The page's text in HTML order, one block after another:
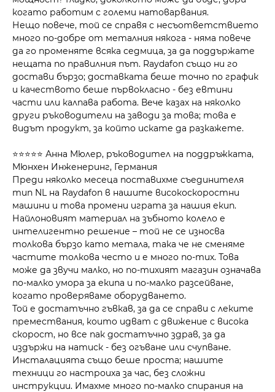
когато работим с големи натоварвания.
Нещо повече, той се справя с несъответствието
много по-добре от металния някога - няма повече
да го променяте всяка седмица, за да поддържате
нещата по правилния път. Raydafon също ни го
достави бързо; доставката беше точно по график
и качеството беше първокласно - без евтини
части или калпава работа. Вече казах на няколко
други ръководители на заводи за това; това е
видът продукт, за който искате да разкажете.
⭐⭐⭐⭐⭐ Анна Мюлер, ръководител на поддръжката,
Мюнхен Инженеринг, Германия
Преди няколко месеца поставихме съединителя
тип NL на Raydafon в нашите високоскоростни
машини и това промени играта за нашия екип.
Найлоновият материал на зъбното колело е
интелигентно решение – той не се износва
толкова бързо като метала, така че не сменяме
частите толкова често и е много по-тих. Това
може да звучи малко, но по-тихият магазин означава
по-малко умора за екипа и по-малко разсейване,
когато проверяваме оборудването.
Той е достатъчно гъвкав, за да се справи с леките
премествания, които идват с движение с висока
скорост, но все пак достатъчно здрав, за да
издържи на натиск - без огъване или счупване.
Инсталацията също беше проста; нашите
техници го настроиха за час, без сложни
инструкции. Имахме много по-малко спирания на